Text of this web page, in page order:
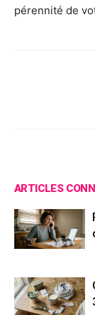
pérennité de
ARTICLES